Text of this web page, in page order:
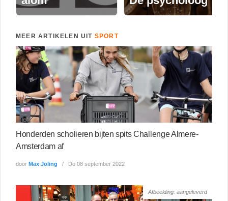
MEER ARTIKELEN UIT SPORT
Honderden scholieren bijten spits Challenge Almere-
Amsterdam af
door Max Joling Do 08 september 2022
Afbeelding: aangeleverd